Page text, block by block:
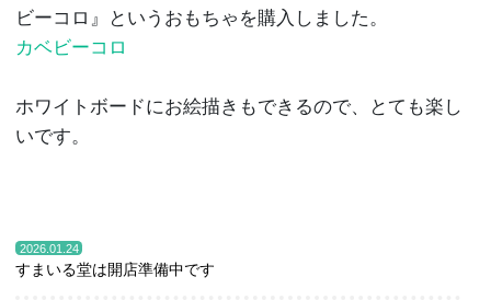
ビーコロ』というおもちゃを購入しました。
カベビーコロ
ホワイトボードにお絵描きもできるので、とても楽し
いです。
2026.01.24
すまいる堂は開店準備中です